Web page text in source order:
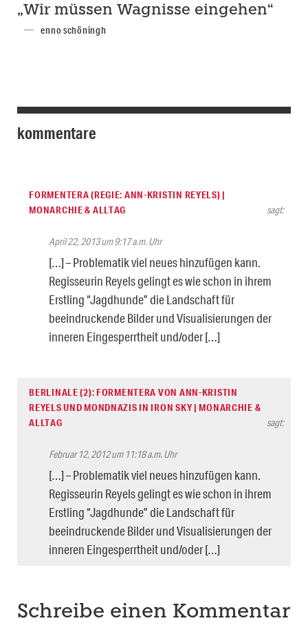
„Wir müssen Wagnisse eingehen“
enno schöningh
kommentare
FORMENTERA (REGIE: ANN-KRISTIN REYELS) |
MONARCHIE & ALLTAG
sagt:
April 22, 2013 um 9:17 a.m. Uhr
[…] – Problematik viel neues hinzufügen kann.
Regisseurin Reyels gelingt es wie schon in ihrem
Erstling “Jagdhunde” die Landschaft für
beeindruckende Bilder und Visualisierungen der
inneren Eingesperrtheit und/oder […]
BERLINALE (2): FORMENTERA VON ANN-KRISTIN
REYELS UND MONDNAZIS IN IRON SKY | MONARCHIE &
ALLTAG
sagt:
Februar 12, 2012 um 11:18 a.m. Uhr
[…] – Problematik viel neues hinzufügen kann.
Regisseurin Reyels gelingt es wie schon in ihrem
Erstling “Jagdhunde” die Landschaft für
beeindruckende Bilder und Visualisierungen der
inneren Eingesperrtheit und/oder […]
Schreibe einen Kommentar